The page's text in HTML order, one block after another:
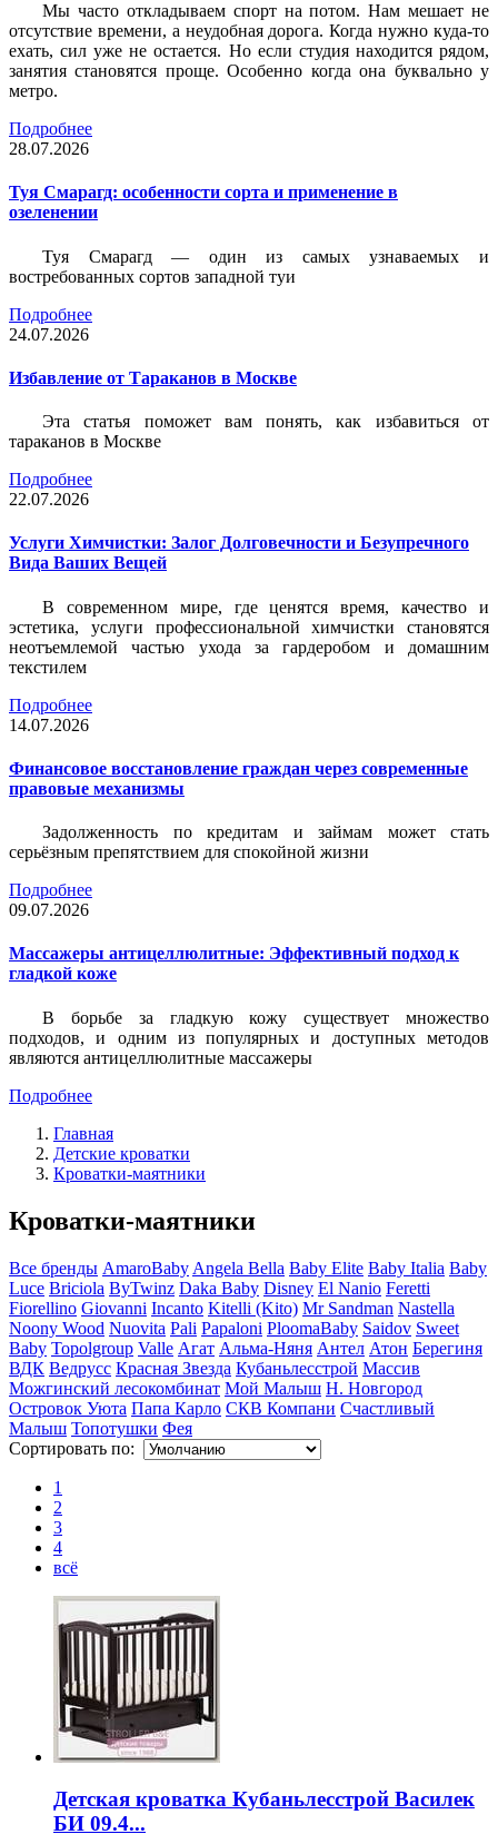
Мы часто откладываем спорт на потом. Нам мешает не
отсутствие времени, а неудобная дорога. Когда нужно куда-то
ехать, сил уже не остается. Но если студия находится рядом,
занятия становятся проще. Особенно когда она буквально у
метро.
Подробнее
28.07.2026
Туя Смарагд: особенности сорта и применение в
озеленении
Туя Смарагд — один из самых узнаваемых и
востребованных сортов западной туи
Подробнее
24.07.2026
Избавление от Тараканов в Москве
Эта статья поможет вам понять, как избавиться от
тараканов в Москве
Подробнее
22.07.2026
Услуги Химчистки: Залог Долговечности и Безупречного
Вида Ваших Вещей
В современном мире, где ценятся время, качество и
эстетика, услуги профессиональной химчистки становятся
неотъемлемой частью ухода за гардеробом и домашним
текстилем
Подробнее
14.07.2026
Финансовое восстановление граждан через современные
правовые механизмы
Задолженность по кредитам и займам может стать
серьёзным препятствием для спокойной жизни
Подробнее
09.07.2026
Массажеры антицеллюлитные: Эффективный подход к
гладкой коже
В борьбе за гладкую кожу существует множество
подходов, и одним из популярных и доступных методов
являются антицеллюлитные массажеры
Подробнее
Главная
Детские кроватки
Кроватки-маятники
Кроватки-маятники
Все бренды AmaroBaby Angela Bella Baby Elite Baby Italia Baby
Luce Briciola ByTwinz Daka Baby Disney El Nanio Feretti
Fiorellino Giovanni Incanto Kitelli (Kito) Mr Sandman Nastella
Noony Wood Nuovita Pali Papaloni PloomaBaby Saidov Sweet
Baby Topolgroup Valle Агат Альма-Няня Антел Атон Берегиня
ВДК Ведрусс Красная Звезда Кубаньлесстрой Массив
Можгинский лесокомбинат Мой Малыш Н. Новгород
Островок Уюта Папа Карло СКВ Компани Счастливый
Малыш Топотушки Фея
Сортировать по:
1
2
3
4
всё
Детская кроватка Кубаньлесстрой Василек
БИ 09.4...